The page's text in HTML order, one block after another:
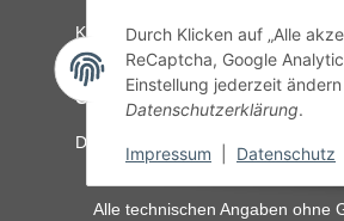
Durch Klicken auf „Alle
ReCaptcha, Google
Einstellung jederzeit
Datenschutzerklärung.
Impressum Datenschutz
Kontakt C-Teile Management
Gesetzliche Informationen
Datenschutz AGB
Alle technischen Angaben ohne